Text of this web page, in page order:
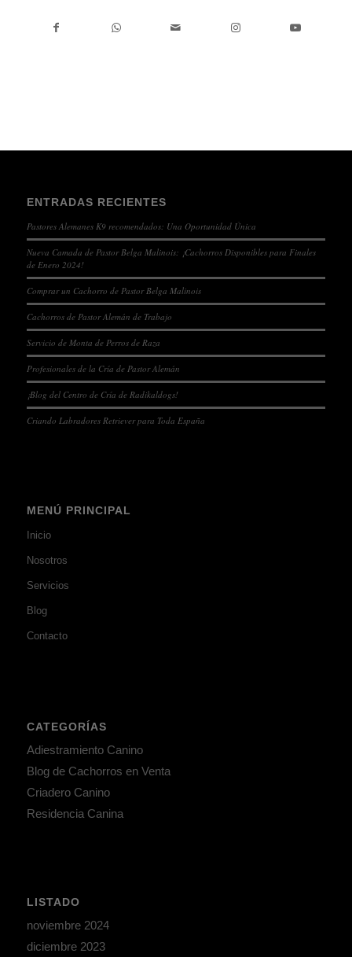
ENTRADAS RECIENTES
Pastores Alemanes K9 recomendados: Una Oportunidad Única
Nueva Camada de Pastor Belga Malinois: ¡Cachorros Disponibles para Finales
de Enero 2024!
Comprar un Cachorro de Pastor Belga Malinois
Cachorros de Pastor Alemán de Trabajo
Servicio de Monta de Perros de Raza
Profesionales de la Cría de Pastor Alemán
¡Blog del Centro de Cría de Radikaldogs!
Criando Labradores Retriever para Toda España
MENÚ PRINCIPAL
Inicio
Nosotros
Servicios
Blog
Contacto
CATEGORÍAS
Adiestramiento Canino
Blog de Cachorros en Venta
Criadero Canino
Residencia Canina
LISTADO
noviembre 2024
diciembre 2023